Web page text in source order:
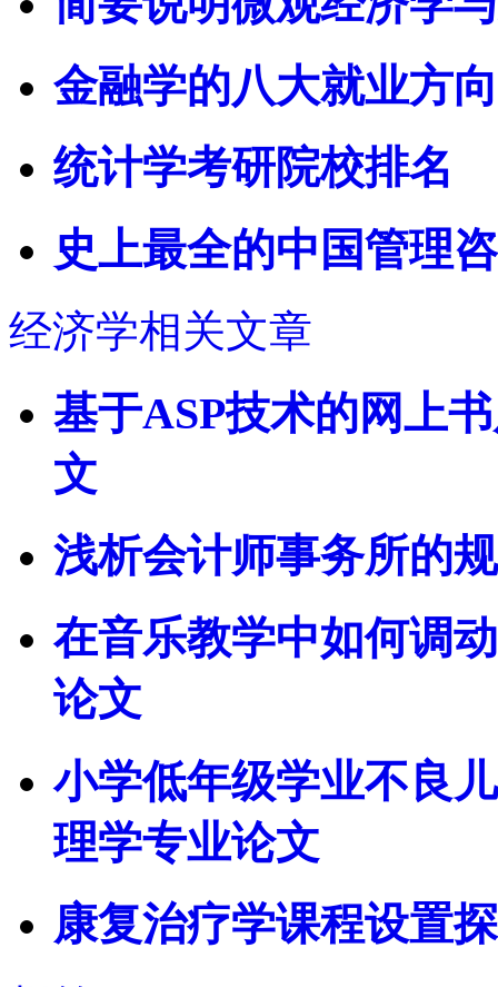
金融学的八大就业方
统计学考研院校排名
史上最全的中国管理
经济学相关文章
基于ASP技术的网上
文
浅析会计师事务所的
在音乐教学中如何调
论文
小学低年级学业不良
理学专业论文
康复治疗学课程设置